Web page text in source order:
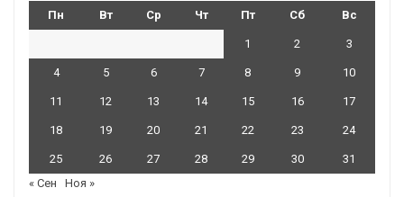
Пн Вт Ср Чт Пт Сб Вс
1 2 3
4 5 6 7 8 9 10
11 12 13 14 15 16 17
18 19 20 21 22 23 24
25 26 27 28 29 30
31
« Сен
Ноя »